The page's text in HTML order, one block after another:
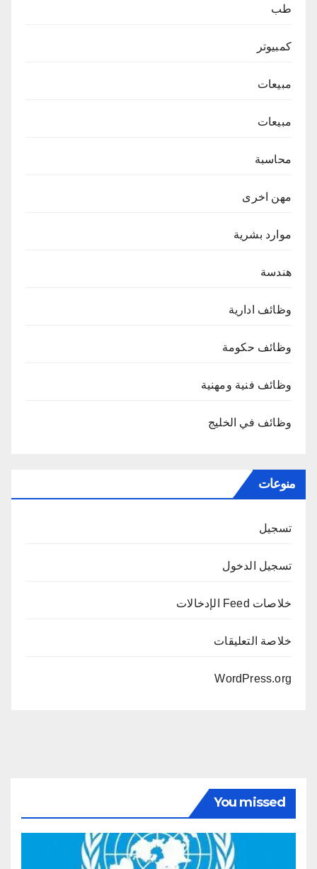
طب
كمبيوتر
مبيعات
مبيعات
محاسبة
مهن اخرى
موارد بشرية
هندسة
وظائف ادارية
وظائف حكومة
وظائف فنية ومهنية
وظائف في الخليج
منوعات
تسجيل
تسجيل الدخول
خلاصات Feed الإدخالات
خلاصة التعليقات
WordPress.org
You missed